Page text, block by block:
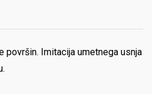
površin. Imitacija umetnega usnja